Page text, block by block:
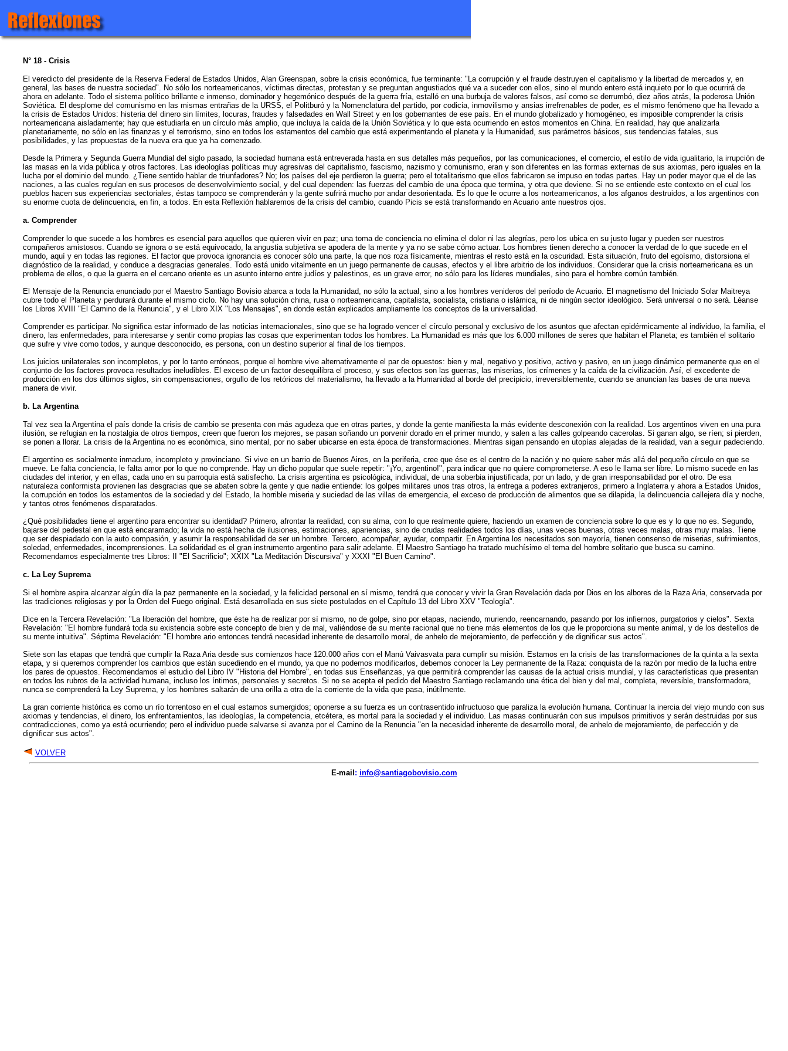
N° 18 - Crisis
El veredicto del presidente de la Reserva Federal de Estados Unidos, Alan Greenspan, sobre la crisis económica, fue terminante: "La corrupción y el fraude destruyen el capitalismo y la libertad de mercados y, en
general, las bases de nuestra sociedad". No sólo los norteamericanos, víctimas directas, protestan y se preguntan angustiados qué va a suceder con ellos, sino el mundo entero está inquieto por lo que ocurrirá de
ahora en adelante. Todo el sistema político brillante e inmenso, dominador y hegemónico después de la guerra fría, estalló en una burbuja de valores falsos, así como se derrumbó, diez años atrás, la poderosa Unión
Soviética. El desplome del comunismo en las mismas entrañas de la URSS, el Politburó y la Nomenclatura del partido, por codicia, inmovilismo y ansias irrefrenables de poder, es el mismo fenómeno que ha llevado a
la crisis de Estados Unidos: histeria del dinero sin límites, locuras, fraudes y falsedades en Wall Street y en los gobernantes de ese país. En el mundo globalizado y homogéneo, es imposible comprender la crisis
norteamericana aisladamente; hay que estudiarla en un círculo más amplio, que incluya la caída de la Unión Soviética y lo que esta ocurriendo en estos momentos en China. En realidad, hay que analizarla
planetariamente, no sólo en las finanzas y el terrorismo, sino en todos los estamentos del cambio que está experimentando el planeta y la Humanidad, sus parámetros básicos, sus tendencias fatales, sus
posibilidades, y las propuestas de la nueva era que ya ha comenzado.
Desde la Primera y Segunda Guerra Mundial del siglo pasado, la sociedad humana está entreverada hasta en sus detalles más pequeños, por las comunicaciones, el comercio, el estilo de vida igualitario, la irrupción de
las masas en la vida pública y otros factores. Las ideologías políticas muy agresivas del capitalismo, fascismo, nazismo y comunismo, eran y son diferentes en las formas externas de sus axiomas, pero iguales en la
lucha por el dominio del mundo. ¿Tiene sentido hablar de triunfadores? No; los países del eje perdieron la guerra; pero el totalitarismo que ellos fabricaron se impuso en todas partes. Hay un poder mayor que el de las
naciones, a las cuales regulan en sus procesos de desenvolvimiento social, y del cual dependen: las fuerzas del cambio de una época que termina, y otra que deviene. Si no se entiende este contexto en el cual los
pueblos hacen sus experiencias sectoriales, éstas tampoco se comprenderán y la gente sufrirá mucho por andar desorientada. Es lo que le ocurre a los norteamericanos, a los afganos destruidos, a los argentinos con
su enorme cuota de delincuencia, en fin, a todos. En esta Reflexión hablaremos de la crisis del cambio, cuando Picis se está transformando en Acuario ante nuestros ojos.
a. Comprender
Comprender lo que sucede a los hombres es esencial para aquellos que quieren vivir en paz; una toma de conciencia no elimina el dolor ni las alegrías, pero los ubica en su justo lugar y pueden ser nuestros
compañeros amistosos. Cuando se ignora o se está equivocado, la angustia subjetiva se apodera de la mente y ya no se sabe cómo actuar. Los hombres tienen derecho a conocer la verdad de lo que sucede en el
mundo, aquí y en todas las regiones. El factor que provoca ignorancia es conocer sólo una parte, la que nos roza físicamente, mientras el resto está en la oscuridad. Esta situación, fruto del egoísmo, distorsiona el
diagnóstico de la realidad, y conduce a desgracias generales. Todo está unido vitalmente en un juego permanente de causas, efectos y el libre arbitrio de los individuos. Considerar que la crisis norteamericana es un
problema de ellos, o que la guerra en el cercano oriente es un asunto interno entre judíos y palestinos, es un grave error, no sólo para los líderes mundiales, sino para el hombre común también.
El Mensaje de la Renuncia enunciado por el Maestro Santiago Bovisio abarca a toda la Humanidad, no sólo la actual, sino a los hombres venideros del período de Acuario. El magnetismo del Iniciado Solar Maitreya
cubre todo el Planeta y perdurará durante el mismo ciclo. No hay una solución china, rusa o norteamericana, capitalista, socialista, cristiana o islámica, ni de ningún sector ideológico. Será universal o no será. Léanse
los Libros XVIII "El Camino de la Renuncia", y el Libro XIX "Los Mensajes", en donde están explicados ampliamente los conceptos de la universalidad.
Comprender es participar. No significa estar informado de las noticias internacionales, sino que se ha logrado vencer el círculo personal y exclusivo de los asuntos que afectan epidérmicamente al individuo, la familia, el
dinero, las enfermedades, para interesarse y sentir como propias las cosas que experimentan todos los hombres. La Humanidad es más que los 6.000 millones de seres que habitan el Planeta; es también el solitario
que sufre y vive como todos, y aunque desconocido, es persona, con un destino superior al final de los tiempos.
Los juicios unilaterales son incompletos, y por lo tanto erróneos, porque el hombre vive alternativamente el par de opuestos: bien y mal, negativo y positivo, activo y pasivo, en un juego dinámico permanente que en el
conjunto de los factores provoca resultados ineludibles. El exceso de un factor desequilibra el proceso, y sus efectos son las guerras, las miserias, los crímenes y la caída de la civilización. Así, el excedente de
producción en los dos últimos siglos, sin compensaciones, orgullo de los retóricos del materialismo, ha llevado a la Humanidad al borde del precipicio, irreversiblemente, cuando se anuncian las bases de una nueva
manera de vivir.
b. La Argentina
Tal vez sea la Argentina el país donde la crisis de cambio se presenta con más agudeza que en otras partes, y donde la gente manifiesta la más evidente desconexión con la realidad. Los argentinos viven en una pura
ilusión, se refugian en la nostalgia de otros tiempos, creen que fueron los mejores, se pasan soñando un porvenir dorado en el primer mundo, y salen a las calles golpeando cacerolas. Si ganan algo, se ríen; si pierden,
se ponen a llorar. La crisis de la Argentina no es económica, sino mental, por no saber ubicarse en esta época de transformaciones. Mientras sigan pensando en utopías alejadas de la realidad, van a seguir padeciendo.
El argentino es socialmente inmaduro, incompleto y provinciano. Si vive en un barrio de Buenos Aires, en la periferia, cree que ése es el centro de la nación y no quiere saber más allá del pequeño círculo en que se
mueve. Le falta conciencia, le falta amor por lo que no comprende. Hay un dicho popular que suele repetir: "¡Yo, argentino!", para indicar que no quiere comprometerse. A eso le llama ser libre. Lo mismo sucede en las
ciudades del interior, y en ellas, cada uno en su parroquia está satisfecho. La crisis argentina es psicológica, individual, de una soberbia injustificada, por un lado, y de gran irresponsabilidad por el otro. De esa
naturaleza conformista provienen las desgracias que se abaten sobre la gente y que nadie entiende: los golpes militares unos tras otros, la entrega a poderes extranjeros, primero a Inglaterra y ahora a Estados Unidos,
la corrupción en todos los estamentos de la sociedad y del Estado, la horrible miseria y suciedad de las villas de emergencia, el exceso de producción de alimentos que se dilapida, la delincuencia callejera día y noche,
y tantos otros fenómenos disparatados.
¿Qué posibilidades tiene el argentino para encontrar su identidad? Primero, afrontar la realidad, con su alma, con lo que realmente quiere, haciendo un examen de conciencia sobre lo que es y lo que no es. Segundo,
bajarse del pedestal en que está encaramado; la vida no está hecha de ilusiones, estimaciones, apariencias, sino de crudas realidades todos los días, unas veces buenas, otras veces malas, otras muy malas. Tiene
que ser despiadado con la auto compasión, y asumir la responsabilidad de ser un hombre. Tercero, acompañar, ayudar, compartir. En Argentina los necesitados son mayoría, tienen consenso de miserias, sufrimientos,
soledad, enfermedades, incomprensiones. La solidaridad es el gran instrumento argentino para salir adelante. El Maestro Santiago ha tratado muchísimo el tema del hombre solitario que busca su camino.
Recomendamos especialmente tres Libros: II "El Sacrificio"; XXIX "La Meditación Discursiva" y XXXI "El Buen Camino".
c. La Ley Suprema
Si el hombre aspira alcanzar algún día la paz permanente en la sociedad, y la felicidad personal en sí mismo, tendrá que conocer y vivir la Gran Revelación dada por Dios en los albores de la Raza Aria, conservada por
las tradiciones religiosas y por la Orden del Fuego original. Está desarrollada en sus siete postulados en el Capítulo 13 del Libro XXV "Teología".
Dice en la Tercera Revelación: "La liberación del hombre, que éste ha de realizar por sí mismo, no de golpe, sino por etapas, naciendo, muriendo, reencarnando, pasando por los infiernos, purgatorios y cielos". Sexta
Revelación: "El hombre fundará toda su existencia sobre este concepto de bien y de mal, valiéndose de su mente racional que no tiene más elementos de los que le proporciona su mente animal, y de los destellos de
su mente intuitiva". Séptima Revelación: "El hombre ario entonces tendrá necesidad inherente de desarrollo moral, de anhelo de mejoramiento, de perfección y de dignificar sus actos".
Siete son las etapas que tendrá que cumplir la Raza Aria desde sus comienzos hace 120.000 años con el Manú Vaivasvata para cumplir su misión. Estamos en la crisis de las transformaciones de la quinta a la sexta
etapa, y si queremos comprender los cambios que están sucediendo en el mundo, ya que no podemos modificarlos, debemos conocer la Ley permanente de la Raza: conquista de la razón por medio de la lucha entre
los pares de opuestos. Recomendamos el estudio del Libro IV "Historia del Hombre", en todas sus Enseñanzas, ya que permitirá comprender las causas de la actual crisis mundial, y las características que presentan
en todos los rubros de la actividad humana, incluso los íntimos, personales y secretos. Si no se acepta el pedido del Maestro Santiago reclamando una ética del bien y del mal, completa, reversible, transformadora,
nunca se comprenderá la Ley Suprema, y los hombres saltarán de una orilla a otra de la corriente de la vida que pasa, inútilmente.
La gran corriente histórica es como un río torrentoso en el cual estamos sumergidos; oponerse a su fuerza es un contrasentido infructuoso que paraliza la evolución humana. Continuar la inercia del viejo mundo con sus
axiomas y tendencias, el dinero, los enfrentamientos, las ideologías, la competencia, etcétera, es mortal para la sociedad y el individuo. Las masas continuarán con sus impulsos primitivos y serán destruidas por sus
contradicciones, como ya está ocurriendo; pero el individuo puede salvarse si avanza por el Camino de la Renuncia "en la necesidad inherente de desarrollo moral, de anhelo de mejoramiento, de perfección y de
dignificar sus actos".
VOLVER
E-mail : info@santiagobovisio.com